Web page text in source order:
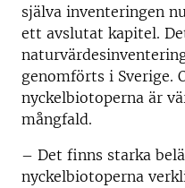
själva inventeringen
ett avslutat kapitel.
genomförts i Sverige.
nyckelbiotoperna är
mångfald.
– Det finns starka
nyckelbiotoperna